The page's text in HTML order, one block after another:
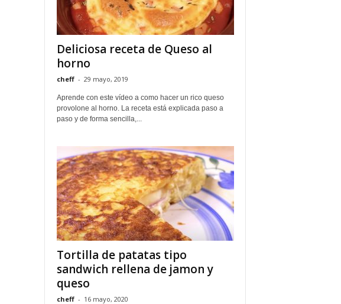
Deliciosa receta de Queso al
horno
cheff - 29 mayo, 2019
Aprende con este vídeo a como hacer un rico queso
provolone al horno. La receta está explicada paso a
paso y de forma sencilla,...
Tortilla de patatas tipo
sandwich rellena de jamon y
queso
cheff - 16 mayo, 2020